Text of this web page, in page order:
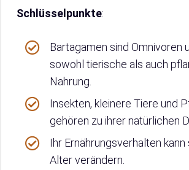
Schlüsselpunkte:
Bartagamen sind Omnivoren
sowohl tierische als auch
Nahrung.
Insekten, kleinere Tiere und
gehören zu ihrer natürlichen
Ihr Ernährungsverhalten
Alter verändern.